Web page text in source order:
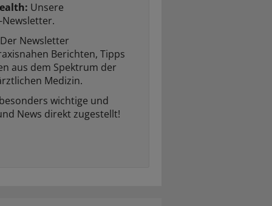
Unsere
Newsletter
Berichten, Tipps
aus dem Spektrum der
Medizin.
wichtige und
News direkt zugestellt!